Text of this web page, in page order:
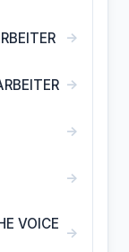
→
→
→
→
VOICE
→